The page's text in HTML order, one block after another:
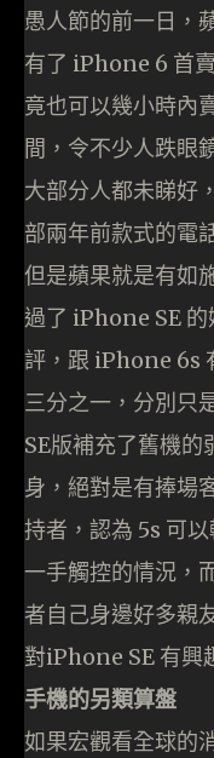
愚人節的前一日，
有了 iPhone 6 首
竟也可以幾小時內
間，令不少人跌眼
大部分人都未睇好
部兩年前款式的電
但是蘋果就是有如
過了 iPhone SE
評，跟 iPhone 6s
三分之一，分別只
SE版補充了舊機
身，絕對是有捧場
持者，認為 5s 可
一手觸控的情況，
者自己身邊好多親
對iPhone SE 有興
手機的另類算盤
如果宏觀看全球的